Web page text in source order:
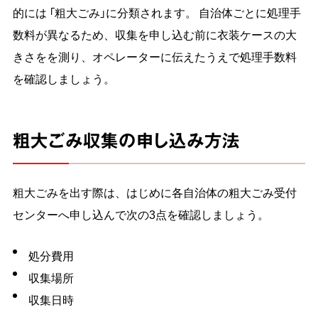
的には 「粗大ごみ」に分類されます。 自治体ごとに処理手
数料が異なるため、収集を申し込む前に衣装ケースの大
きさをを測り、オペレーターに伝えたうえで処理手数料
を確認しましょう。
粗大ごみ収集の申し込み方法
粗大ごみを出す際は、はじめに各自治体の粗大ごみ受付
センターへ申し込んで次の3点を確認しましょう。
処分費用
収集場所
収集日時